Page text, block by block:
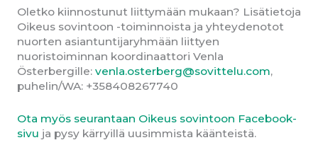
Oletko kiinnostunut liittymään mukaan? Lisätietoja
Oikeus sovintoon -toiminnoista ja yhteydenotot
nuorten asiantuntijaryhmään liittyen
nuoristoiminnan koordinaattori Venla
Österbergille:venla.osterberg@sovittelu.com,
puhelin/WA: +358408267740
Ota myös seurantaan Oikeus sovintoon Facebook-
sivu ja pysy kärryillä uusimmista käänteistä.